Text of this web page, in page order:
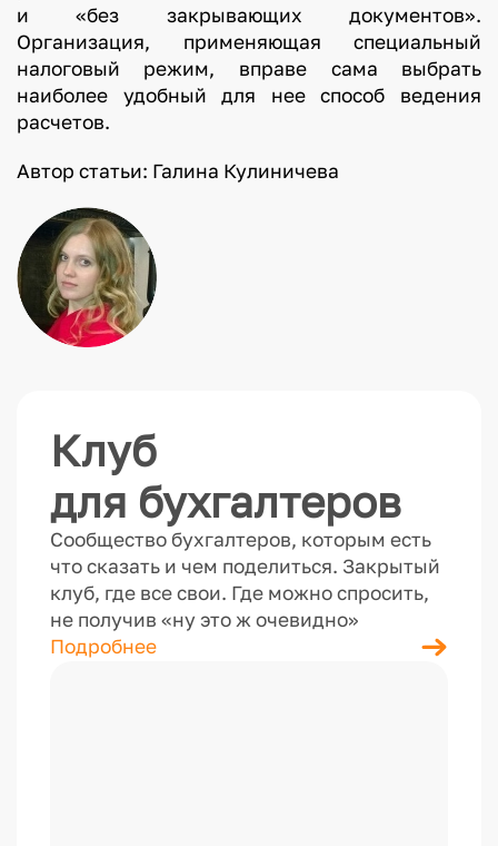
и «без закрывающих документов».
Организация, применяющая специальный
налоговый режим, вправе сама выбрать
наиболее удобный для нее способ ведения
расчетов.
Автор статьи: Галина Кулиничева
Клуб
для бухгалтеров
Сообщество бухгалтеров, которым есть
что сказать и чем поделиться. Закрытый
клуб, где все свои. Где можно спросить,
не получив «ну это ж очевидно»
Подробнее